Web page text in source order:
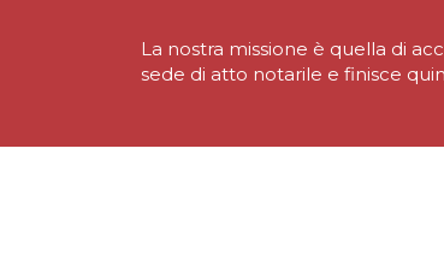
La nostra missione è quella di
sede di atto notarile e finisce